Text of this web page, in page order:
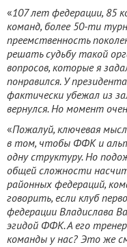
«107 лет федерации, 85
команд, более 50-ти
преемственность
решать судьбу такой
вопросов, которые я
понравился. У
фактически убежал из
вернулся. Но момент
«Пожалуй, ключевая
в том, чтобы ФФК и
одну структуру. Но
общей сложности
районных федераций,
говорить, если клуб
федерации Владислава
эгидой ФФК. А его
команды у нас? Это же